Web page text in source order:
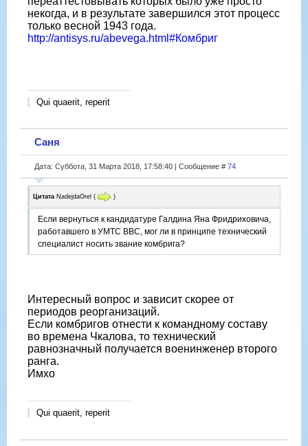
некогда, и в результате завершился этот процесс
только весной 1943 года.
http://antisys.ru/abevega.html#Комбриг
Qui quaerit, reperit
Саня
Дата: Суббота, 31 Марта 2018, 17:58:40 | Сообщение # 74
Цитата NadejdaOrel ( )
Если вернуться к кандидатуре Галдина Яна Фридриховича,
работавшего в УМТС ВВС, мог ли в принципе технический
специалист носить звание комбрига?
Интересный вопрос и зависит скорее от
периодов реорганизаций.
Если комбригов отнести к командному составу
во времена Чкалова, то технический
равнозначный получается военинженер второго
ранга.
Имхо
Qui quaerit, reperit